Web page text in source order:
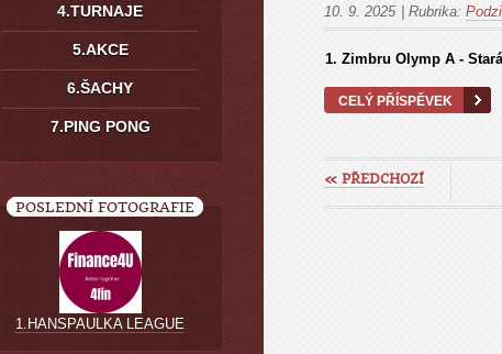
10. 9. 2025 Rubrika:
1. Zimbru Olymp A -
CELÝ PŘÍSPĚVEK
« PŘEDCHOZÍ
4.TURNAJE
5.AKCE
6.ŠACHY
7.PING PONG
POSLEDNÍ FOTOGRAFIE
1.HANSPAULKA LEAGUE